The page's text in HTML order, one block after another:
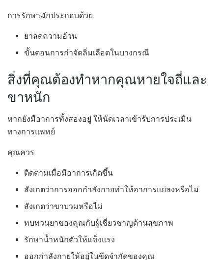
การรักษามักประกอบด้วย:
ยาลดความอ้วน
ขั้นตอนการกำจัดลิ่มเลือดในบางกรณี
สิ่งที่คุณต้องทำหากคุณหายใจถี่และ
ขาหนัก
หากยังมีอาการทั้งสองอยู่ ให้นัดเวลาเข้ารับการประเมิน
ทางการแพทย์
คุณควร:
ติดตามเมื่อมีอาการเกิดขึ้น
สังเกตว่าการออกกำลังกายทำให้อาการแย่ลงหรือไม่
สังเกตว่าขาบวมหรือไม่
ทบทวนยาของคุณกับผู้เชี่ยวชาญด้านสุขภาพ
รักษาน้ำหนักตัวให้แข็งแรง
ออกกำลังกายให้อยู่ในขีดจำกัดของคุณ